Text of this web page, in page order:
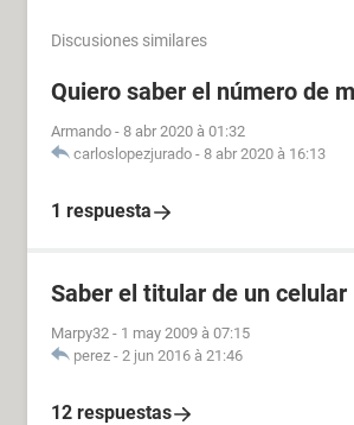
Discusiones similares
Quiero saber el número de
Armando - 8 abr 2020 à 01:32
carloslopezjurado - 8 abr 2020 à 16:13
1 respuesta
Saber el titular de un celular
Marpy32 - 1 may 2009 à 07:15
perez - 2 jun 2016 à 21:46
12 respuestas